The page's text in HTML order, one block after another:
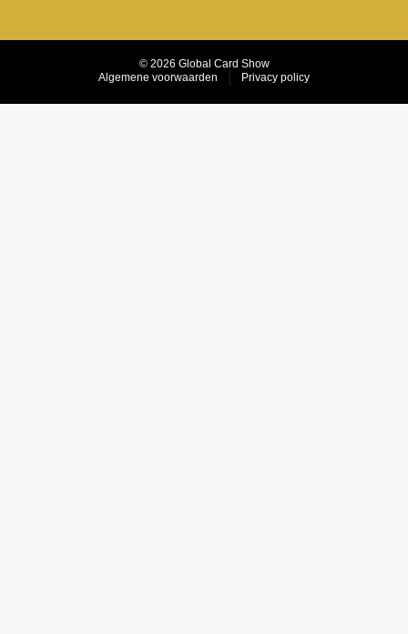
© 2026 Global Card Show
Algemene voorwaarden
Privacy policy